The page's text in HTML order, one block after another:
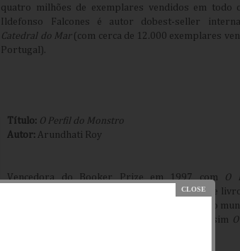
quatro milhões de exemplares vendidos em todo
Ildefonso Falcones é autor dobest-seller
Catedral do Mar(com cerca de 12.000 exemplares
Portugal).
Título: O Perfil do Monstro
Autor: Arundhati Roy
Vencedora do Booker Prize em 1997 com
O
, Arundhati Roy traz-nos neste
de um conjunto de entrevistas, a sua análise do
e das suas constantes mudanças traçando assim